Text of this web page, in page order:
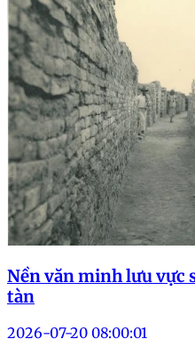
Nền văn minh lưu vực
tàn
2026-07-20 08:00:01